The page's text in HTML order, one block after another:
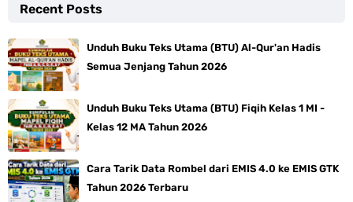
Recent Posts
Unduh Buku Teks Utama (BTU) Al-Qur'an Hadis
Semua Jenjang Tahun 2026
Unduh Buku Teks Utama (BTU) Fiqih Kelas 1 MI -
Kelas 12 MA Tahun 2026
Cara Tarik Data Rombel dari EMIS 4.0 ke EMIS GTK
Tahun 2026 Terbaru